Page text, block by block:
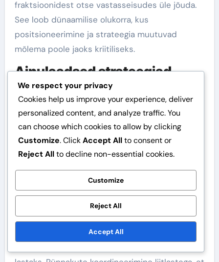
fraktsioonidest otse vastasseisudes üle jõuda.
See loob dünaamilise olukorra, kus
positsioneerimine ja strateegia muutuvad
mõlema poole jaoks kriitiliseks.
Ainulaadsed strateegiad
eduks
Dinosauruste fraktsiooni efektiivsuse
maksimeerimiseks peaksid mängijad
keskenduma oma tugevuste kasutamisele,
samas leevendades nõrkusi. Tugeva esirinde
loomine dinosaurustega võib taluda vaenlase
rünnakuid, võimaldades kaugusüksustel või
toetavatel tegelastel kahju tekitada tagareas.
Maastiku kasutamine vaenlase nägemisjoone
blokeerimiseks võib aidata dinosaurustel
We respect your privacy
Cookies help us improve your experience, deliver
personalized content, and analyze traffic. You
can choose which cookies to allow by clicking
Customize. ClickAccept Allto consent or
Reject Allto decline non-essential cookies.
Customize
Reject All
Accept All